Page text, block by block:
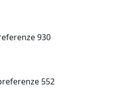
930
preferenze 552